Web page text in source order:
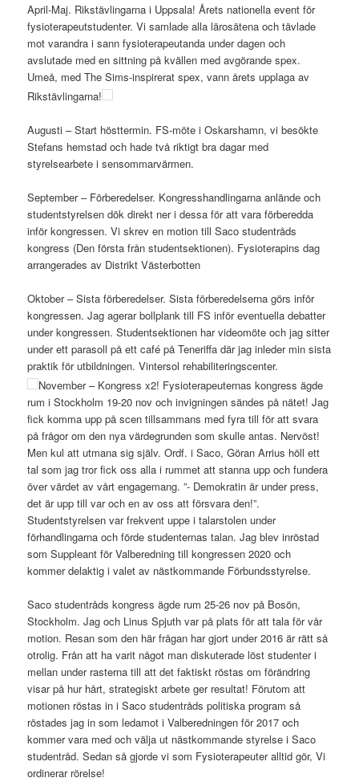
April-Maj. Rikstävlingarna i Uppsala! Årets nationella event för
fysioterapeutstudenter. Vi samlade alla lärosätena och tävlade
mot varandra i sann fysioterapeutanda under dagen och
avslutade med en sittning på kvällen med avgörande spex.
Umeå, med The Sims-inspirerat spex, vann årets upplaga av
Rikstävlingarna!
Augusti – Start hösttermin. FS-möte i Oskarshamn, vi besökte
Stefans hemstad och hade två riktigt bra dagar med
styrelsearbete i sensommarvärmen.
September – Förberedelser. Kongresshandlingarna anlände och
studentstyrelsen dök direkt ner i dessa för att vara förberedda
inför kongressen. Vi skrev en motion till Saco studentråds
kongress (Den första från studentsektionen). Fysioterapins dag
arrangerades av Distrikt Västerbotten
Oktober – Sista förberedelser. Sista förberedelserna görs inför
kongressen. Jag agerar bollplank till FS inför eventuella debatter
under kongressen. Studentsektionen har videomöte och jag sitter
under ett parasoll på ett café på Teneriffa där jag inleder min sista
praktik för utbildningen. Vintersol rehabiliteringscenter.
November – Kongress x2! Fysioterapeuternas kongress ägde
rum i Stockholm 19-20 nov och invigningen sändes på nätet! Jag
fick komma upp på scen tillsammans med fyra till för att svara
på frågor om den nya värdegrunden som skulle antas. Nervöst!
Men kul att utmana sig själv. Ordf. i Saco, Göran Arrius höll ett
tal som jag tror fick oss alla i rummet att stanna upp och fundera
över värdet av vårt engagemang. ”- Demokratin är under press,
det är upp till var och en av oss att försvara den!”.
Studentstyrelsen var frekvent uppe i talarstolen under
förhandlingarna och förde studenternas talan. Jag blev inröstad
som Suppleant för Valberedning till kongressen 2020 och
kommer delaktig i valet av nästkommande Förbundsstyrelse.
Saco studentråds kongress ägde rum 25-26 nov på Bosön,
Stockholm. Jag och Linus Spjuth var på plats för att tala för vår
motion. Resan som den här frågan har gjort under 2016 är rätt så
otrolig. Från att ha varit något man diskuterade löst studenter i
mellan under rasterna till att det faktiskt röstas om förändring
visar på hur hårt, strategiskt arbete ger resultat! Förutom att
motionen röstas in i Saco studentråds politiska program så
röstades jag in som ledamot i Valberedningen för 2017 och
kommer vara med och välja ut nästkommande styrelse i Saco
studentråd. Sedan så gjorde vi som Fysioterapeuter alltid gör, Vi
ordinerar rörelse!